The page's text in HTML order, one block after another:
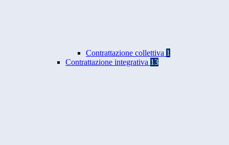
Contrattazione collettiva 1
Contrattazione integrativa 13